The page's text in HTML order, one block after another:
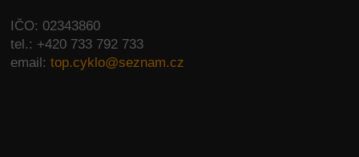
IČO: 02343860
tel.: +420 733 792 733
email:top.cyklo@seznam.cz